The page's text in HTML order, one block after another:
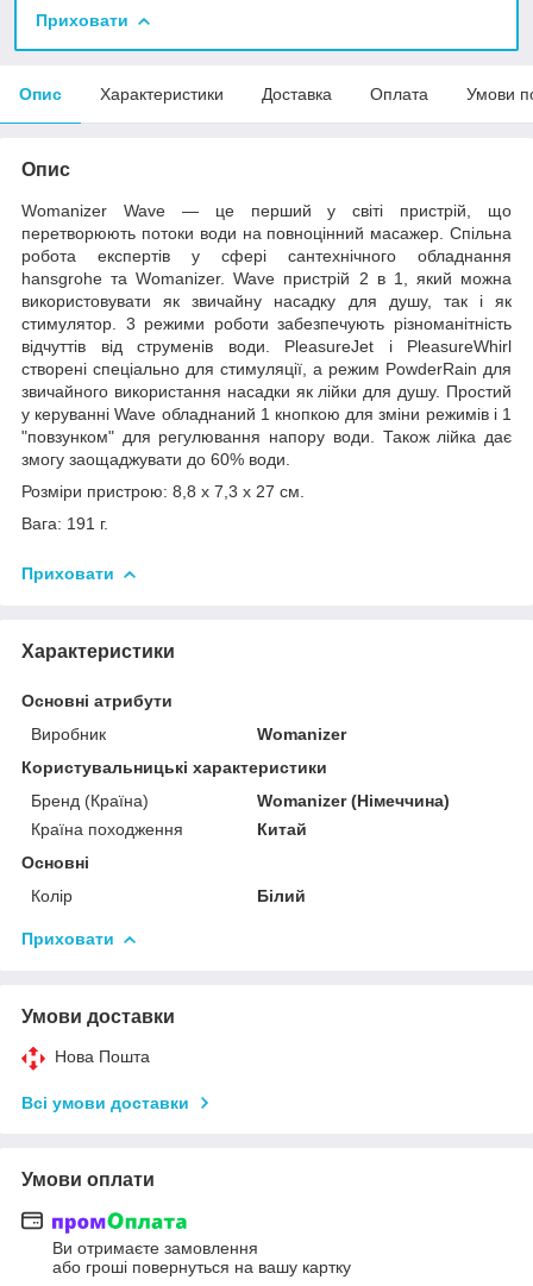
Приховати
Опис Характеристики Доставка Оплата Умови
Опис
Womanizer Wave — це перший у світі пристрій, що
перетворюють потоки води на повноцінний масажер. Спільна
робота експертів у сфері сантехнічного обладнання
hansgrohe та Womanizer. Wave пристрій 2 в 1, який можна
використовувати як звичайну насадку для душу, так і як
стимулятор. 3 режими роботи забезпечують різноманітність
відчуттів від струменів води. PleasureJet і PleasureWhirl
створені спеціально для стимуляції, а режим PowderRain для
звичайного використання насадки як лійки для душу. Простий
у керуванні Wave обладнаний 1 кнопкою для зміни режимів і 1
"повзунком" для регулювання напору води. Також лійка дає
змогу заощаджувати до 60% води.
Розміри пристрою: 8,8 x 7,3 x 27 см.
Вага: 191 г.
Приховати
Характеристики
Основні атрибути
Виробник
Womanizer
Користувальницькі характеристики
Бренд (Країна)
Womanizer (Німеччина)
Країна походження
Китай
Основні
Колір
Білий
Приховати
Умови доставки
Нова Пошта
Всі умови доставки
Умови оплати
Ви отримаєте замовлення
або гроші повернуться на вашу картку